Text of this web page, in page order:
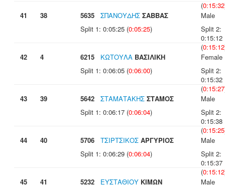
(0:15:32
41
38 5635 ΣΠΑΝΟΥΔΗΣ ΣΑΒΒΑΣ
Male
Split 1: 0:05:25 (0:05:25)
Split 2:
0:15:12
(0:15:12
42
4 6215 ΚΩΤΟΥΛΑ ΒΑΣΙΛΙΚΗ
Female
Split 1: 0:06:05 (0:06:00)
Split 2:
0:15:32
(0:15:27
43
39 5642 ΣΤΑΜΑΤΑΚΗΣ ΣΤΑΜΟΣ
Male
Split 1: 0:06:17 (0:06:04)
Split 2:
0:15:38
(0:15:25
44
40 5706 ΤΣΙΡΤΣΙΚΟΣ ΑΡΓΥΡΙΟΣ
Male
Split 1: 0:06:29 (0:06:04)
Split 2:
0:15:37
(0:15:12
45
41 5232 ΕΥΣΤΑΘΙΟΥ ΚΙΜΩΝ
Male